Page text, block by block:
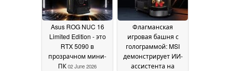
Asus ROG NUC 16
Limited Edition - это
RTX 5090 в
прозрачном мини-
ПК 02 June 2026
Флагманская
игровая башня с
голограммой: MSI
демонстрирует ИИ-
ассистента на